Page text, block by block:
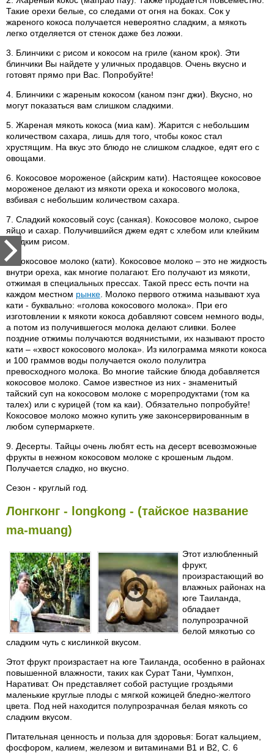
Такие орехи белые, со следами от огня на боках. Сок у
жареного кокоса получается невероятно сладким, а мякоть
легко отделяется от стенок даже без ложки.
3. Блинчики с рисом и кокосом на гриле (каном крок). Эти
блинчики Вы найдете у уличных продавцов. Очень вкусно и
готовят прямо при Вас. Попробуйте!
4. Блинчики с жареным кокосом (каном пэнг джи). Вкусно, но
могут показаться вам слишком сладкими.
5. Жареная мякоть кокоса (миа кам). Жарится с небольшим
количеством сахара, лишь для того, чтобы кокос стал
хрустящим. На вкус это блюдо не слишком сладкое, едят его с
овощами.
6. Кокосовое мороженое (айскрим кати). Настоящее кокосовое
мороженое делают из мякоти ореха и кокосового молока,
взбивая с небольшим количеством сахара.
7. Сладкий кокосовый соус (санкая). Кокосовое молоко, сырое
яйцо и сахар. Получившийся джем едят с хлебом или клейким
сладким рисом.
8. Кокосовое молоко (кати). Кокосовое молоко – это не жидкость
внутри ореха, как многие полагают. Его получают из мякоти,
отжимая в специальных прессах. Такой пресс есть почти на
каждом местном рынке . Молоко первого отжима называют хуа
кати - буквально: «голова кокосового молока». При его
изготовлении к мякоти кокоса добавляют совсем немного воды,
а потом из получившегося молока делают сливки. Более
поздние отжимы получаются водянистыми, их называют просто
кати – «хвост кокосового молока». Из килограмма мякоти кокоса
и 100 граммов воды получается около полулитра
превосходного молока. Во многие тайские блюда добавляется
кокосовое молоко. Самое известное из них - знаменитый
тайский суп на кокосовом молоке с морепродуктами (том ка
талех) или с курицей (том ка каи). Обязательно попробуйте!
Кокосовое молоко можно купить уже законсервированным в
любом супермаркете.
9. Десерты. Тайцы очень любят есть на десерт всевозможные
фрукты в нежном кокосовом молоке с крошеным льдом.
Получается сладко, но вкусно.
Сезон - круглый год.
Лонгконг - longkong - (тайское название
ma-muang)
Этот излюбленный
фрукт,
произрастающий во
влажных районах на
юге Таиланда,
обладает
полупрозрачной
белой мякотью со
сладким чуть с кислинкой вкусом.
Этот фрукт произрастает на юге Таиланда, особенно в районах
повышенной влажности, таких как Сурат Тани, Чумпхон,
Наративат. Он представляет собой растущие гроздьями
маленькие круглые плоды с мягкой кожицей бледно-желтого
цвета. Под ней находится полупрозрачная белая мякоть со
сладким вкусом.
Питательная ценность и польза для здоровья: Богат кальцием,
фосфором, калием, железом и витаминами В1 и В2, С. 6